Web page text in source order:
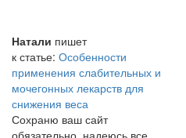
Натали пишет
к статье: Особенности
применения слабительных и
мочегонных лекарств для
снижения веса
Сохраню ваш сайт